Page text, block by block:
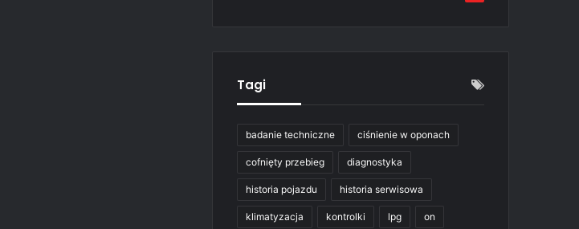
Tagi
badanie techniczne ciśnienie w oponach
cofnięty przebieg diagnostyka
historia pojazdu historia serwisowa
klimatyzacja kontrolki lpg on